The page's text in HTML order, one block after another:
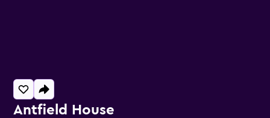
Antfield House